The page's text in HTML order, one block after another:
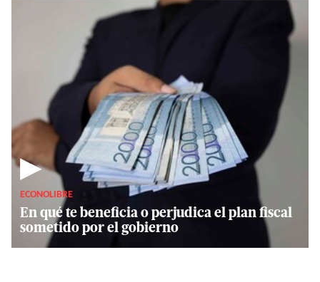
▶
ECONOLIBRE
En qué te beneficia o perjudica el plan fiscal
sometido por el gobierno